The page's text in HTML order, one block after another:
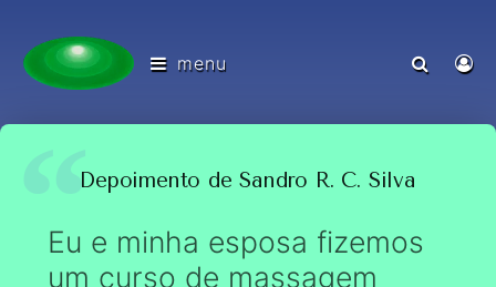
menu
Depoimento de Sandro R. C. Silva
Eu e minha esposa fizemos
um curso de massagem